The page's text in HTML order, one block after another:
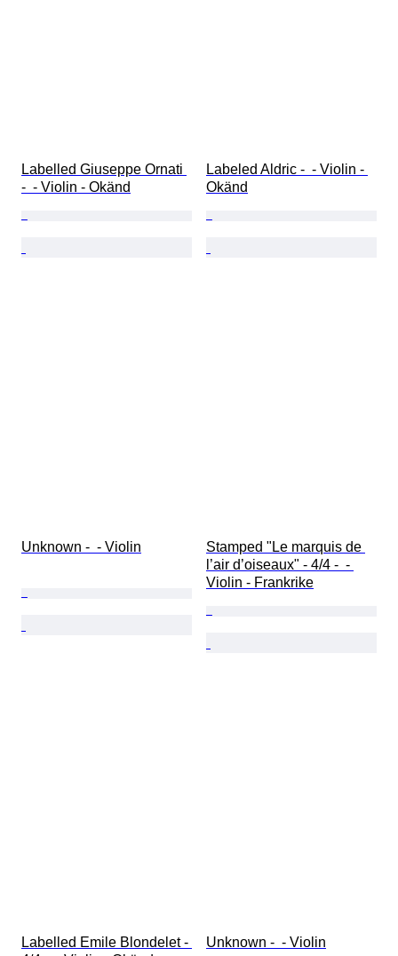
Labelled Giuseppe Ornati
-  - Violin - Okänd
Labeled Aldric -  - Violin -
Okänd
Unknown -  - Violin
Stamped "Le marquis de
l’air d’oiseaux" - 4/4 -  -
Violin - Frankrike
Labelled Emile Blondelet -
Unknown -  - Violin